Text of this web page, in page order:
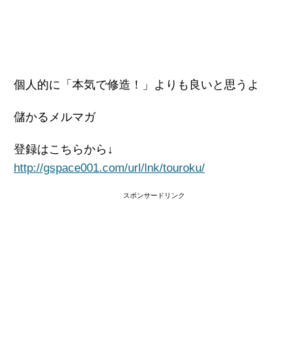
個人的に「本気で修造！」よりも良いと思うよ
儲かるメルマガ
登録はこちらから↓
http://gspace001.com/url/lnk/touroku/
スポンサードリンク